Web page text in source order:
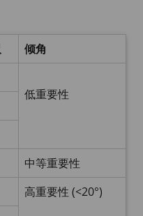
倾角
低重要性
中等重要性
高重要性 (<20°)